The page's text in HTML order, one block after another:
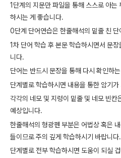
1단계의 지문만 파일을 통해 스스로 아는
하시는 게 좋습니다.
0단계 단어연습은 한줄해석의 밑줄 친 단
1차 단어 학습 후 본문 학습하시면서 문
니다.
단어는 반드시 문장을 통해 다시 확인하
단계별로 학습하시면 내용을 통한 암기가
각각의 네모 및 지렁이 밑줄 및 네모 빈칸
예상입니다.
한줄해석의 형광펜 부분은 어법상 혹은
들이므로 주의 깊게 학습하시기 바랍니다.
단계별로 전부 학습하시면 도움이 되실